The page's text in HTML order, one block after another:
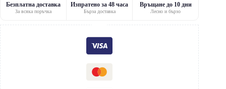
Безплатна доставка
За всяка поръчка
Изпратено за 48 часа
Бърза доставка
Връщане до 10 дни
Лесно и бързо